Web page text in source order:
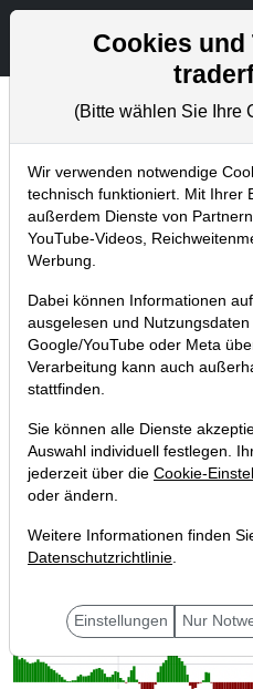
Chartanalysen
Home Blog
Chartanalyse CD
vom Tisch –
19.12.2021 um 18:09 Uhr | P.
Cookies
(Bitte wählen Sie Ihre
Wir verwenden notwendige
technisch funktioniert. Mit Ihrer
außerdem Dienste von
YouTube-Videos,
Werbung.
Dabei können Informationen
ausgelesen und
Google/YouTube oder Meta
Verarbeitung kann auch
stattfinden.
Sie können alle Dienste
Auswahl individuell festlegen.
jederzeit über die Cookie-
oder ändern.
Weitere Informationen finden
Datenschutzrichtlinie.
Einstellungen Nur